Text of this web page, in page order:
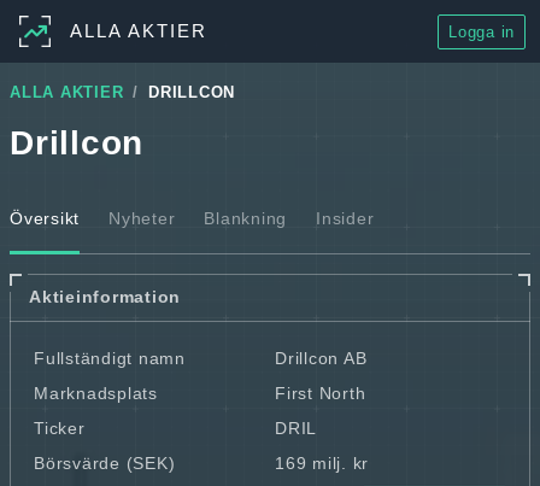
ALLA AKTIER Logga in
ALLA AKTIER DRILLCON
Drillcon
Översikt Nyheter Blankning Insider
Aktieinformation
Fullständigt namn
Drillcon AB
Marknadsplats
First North
Ticker
DRIL
Börsvärde (SEK)
169 milj. kr